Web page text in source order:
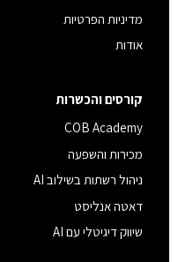
מדיניות הפרטיות
אודות
קורסים והכשרות
COB Academy
מכירות והשפעה
ניהול רשתות בשילוב AI
דאטה אנליסט
שיווק דיגיטלי עם AI